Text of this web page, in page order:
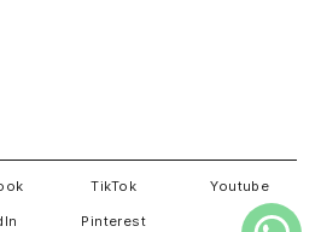
Costa Rica
TikTok Youtube
Pinterest